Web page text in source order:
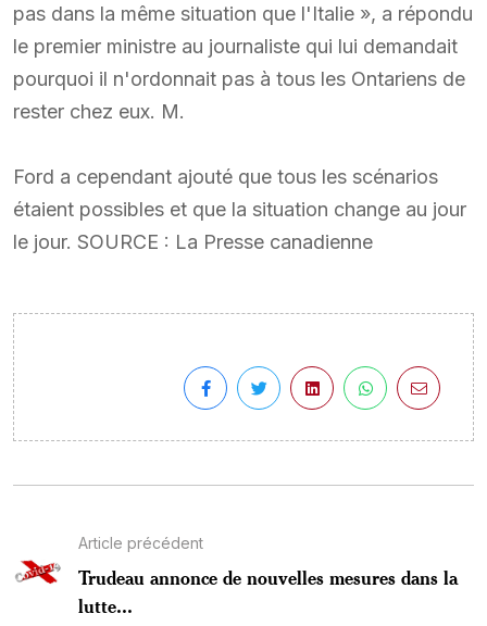
pas dans la même situation que l'Italie », a répondu
le premier ministre au journaliste qui lui demandait
pourquoi il n'ordonnait pas à tous les Ontariens de
rester chez eux. M.
Ford a cependant ajouté que tous les scénarios
étaient possibles et que la situation change au jour
le jour. SOURCE : La Presse canadienne
Article précédent
Trudeau annonce de nouvelles mesures dans la
lutte...